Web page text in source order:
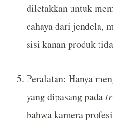
diletakkan untuk
cahaya dari jendela,
sisi kanan produk
Peralatan: Hanya
yang dipasang pada
bahwa kamera